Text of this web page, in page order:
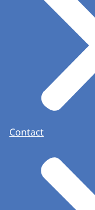
Contact